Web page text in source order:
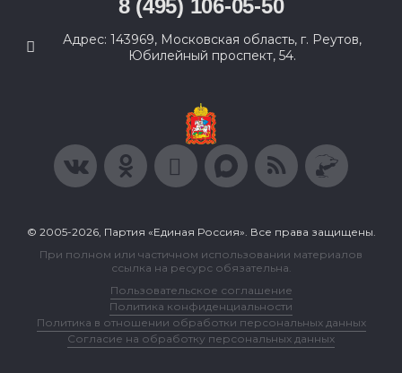
8 (495) 106-05-50
Адрес: 143969, Московская область, г. Реутов,
Юбилейный проспект, 54.
© 2005-2026, Партия «Единая Россия». Все права защищены.
При полном или частичном использовании материалов
ссылка на ресурс обязательна.
Пользовательское соглашение
Политика конфиденциальности
Политика в отношении обработки персональных данных
Согласие на обработку персональных данных